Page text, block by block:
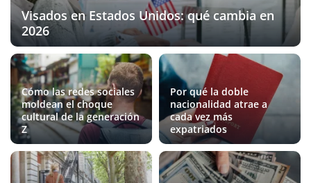
Visados en Estados Unidos: qué cambia en
2026
Cómo las redes sociales
moldean el choque
cultural de la generación
Z
Por qué la doble
nacionalidad atrae a
cada vez más
expatriados